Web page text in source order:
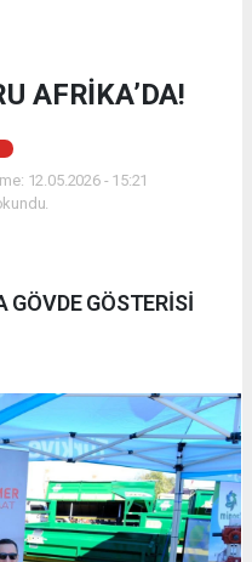
AFRİKA’DA!
12.05.2026 - 15:21
GÖVDE GÖSTERİSİ